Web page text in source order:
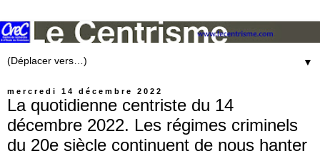
▼
mercredi 14 décembre 2022
La quotidienne centriste du 14
décembre 2022. Les régimes criminels
du 20e siècle continuent de nous hanter